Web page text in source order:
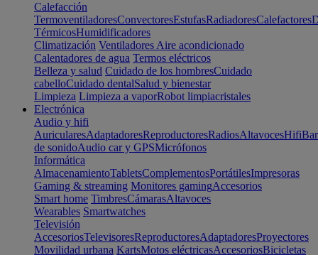
Calefacción
TermoventiladoresConvectoresEstufasRadiadoresCalefactores
TérmicosHumidificadores
Climatización Ventiladores Aire acondicionado
Calentadores de agua Termos eléctricos
Belleza y salud Cuidado de los hombresCuidado
cabelloCuidado dentalSalud y bienestar
Limpieza Limpieza a vaporRobot limpiacristales
Electrónica
Audio y hifi
AuricularesAdaptadoresReproductoresRadiosAltavocesHifi
de sonidoAudio car y GPSMicrófonos
Informática
AlmacenamientoTabletsComplementosPortátilesImpresoras
Gaming & streaming Monitores gamingAccesorios
Smart home TimbresCámarasAltavoces
Wearables Smartwatches
Televisión
AccesoriosTelevisoresReproductoresAdaptadoresProyectores
Movilidad urbana KartsMotos eléctricasAccesoriosBicicletas